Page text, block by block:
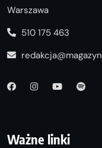
Warszawa
510 175 463
Ważne linki